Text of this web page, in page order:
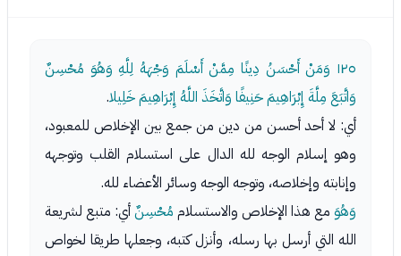
١٢٥ وَمَنْ أَحْسَنُ دِينًا مِمَّنْ أَسْلَمَ وَجْهَهُ لِلَّهِ وَهُوَ مُحْسِنٌ
وَاتَّبَعَ مِلَّةَ إِبْرَاهِيمَ حَنِيفًا وَاتَّخَذَ اللَّهُ إِبْرَاهِيمَ خَلِيلا.
أي: لا أحد أحسن من دين من جمع بين الإخلاص للمعبود،
وهو إسلام الوجه لله الدال على استسلام القلب وتوجهه
وإنابته وإخلاصه، وتوجه الوجه وسائر الأعضاء لله.
وَهُوَ مع هذا الإخلاص والاستسلام مُحْسِنٌأي: متبع لشريعة
الله التي أرسل بها رسله، وأنزل كتبه، وجعلها طريقا لخواص